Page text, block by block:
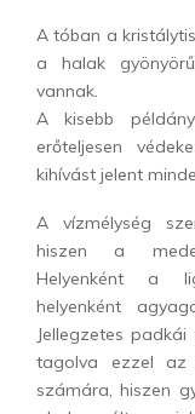
A tóban a
a halak
vannak.
A kisebb
erőteljesen
kihívást jelent
A vízmélység
hiszen a
Helyenként a
helyenként
Jellegzetes
tagolva ezzel az
számára, hiszen